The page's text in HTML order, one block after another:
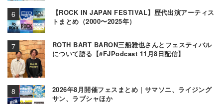
【ROCK IN JAPAN FESTIVAL】歴代出演アーティス
トまとめ（2000〜2025年）
ROTH BART BARON三船雅也さんとフェスティバル
について語る【#FJPodcast 11月8日配信】
2026年8月開催フェスまとめ | サマソニ、ライジング
サン、ラブシャほか